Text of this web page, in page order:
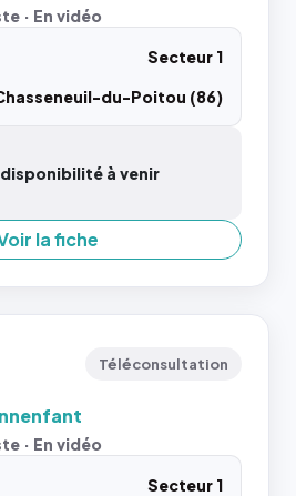
· En vidéo
Secteur 1
du-Poitou (86)
à venir
la fiche
Téléconsultation
· En vidéo
Secteur 1